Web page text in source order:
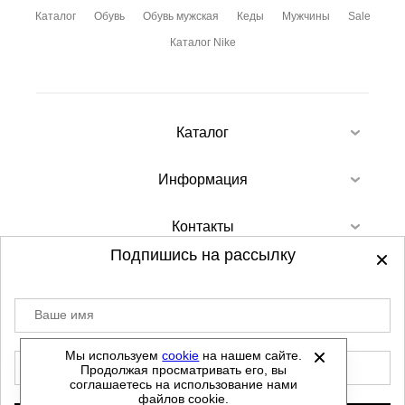
Каталог Обувь Обувь мужская Кеды Мужчины Sale
Каталог Nike
Каталог
Информация
Контакты
©2012-2026 - Sellgroup.ru - все права
защищены.
Данный сайт не является интернет магазином и
не является публичной офертой.
Мы используемcookie на нашем сайте.
Продолжая просматривать его, вы
соглашаетесь на использование нами
файлов cookie.
Подпишись на рассылку
Ваше имя